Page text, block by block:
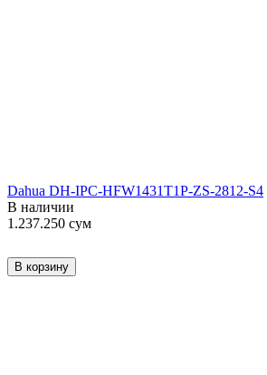
Dahua DH-IPC-HFW1431T1P-ZS-2812-S4
В наличии
1.237.250 сум
В корзину